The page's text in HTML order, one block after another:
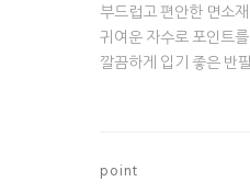
부드럽고 편안한 면소
귀여운 자수로 포인트
깔끔하게 입기 좋은 반
p o i n t